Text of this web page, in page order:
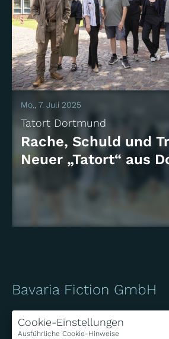
Cookie-Einstellungen
Ausführliche Cookie-Hinweise
Mo., 7. Juli 2025
Tatort Dortmund
Rache, Schuld und
Neuer „Tatort“ aus
Bavaria Fiction GmbH
Bavariafilmplatz 7
D-82031 Geiselgasteig